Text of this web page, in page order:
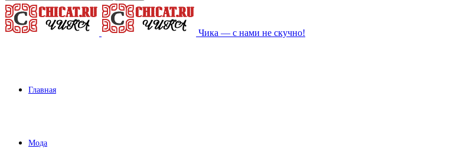
Чика — с нами не скучно!
Главная
Мода